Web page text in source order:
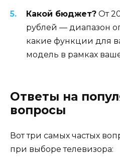
Какой бюджет? От
рублей — диапазон
какие функции для
модель в рамках
Ответы на
вопросы
Вот три самых частых
при выборе телевизора: